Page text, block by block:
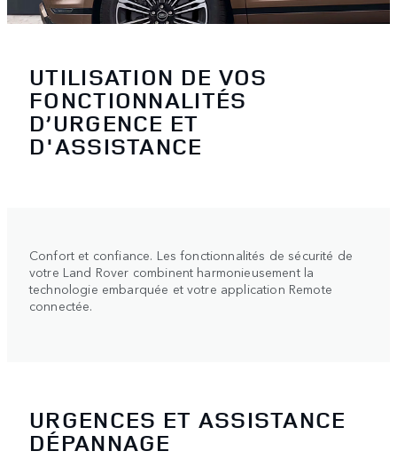
UTILISATION DE VOS
FONCTIONNALITÉS
D’URGENCE ET
D'ASSISTANCE
Confort et confiance. Les fonctionnalités de sécurité de
votre Land Rover combinent harmonieusement la
technologie embarquée et votre application Remote
connectée.
URGENCES ET ASSISTANCE
DÉPANNAGE